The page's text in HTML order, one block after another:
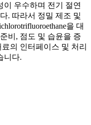
이 우수하며 전기 절연
. 따라서 정밀 제조 및
을 대
비, 점도 및 습윤을 증
의 인터페이스 및 처리
니다.